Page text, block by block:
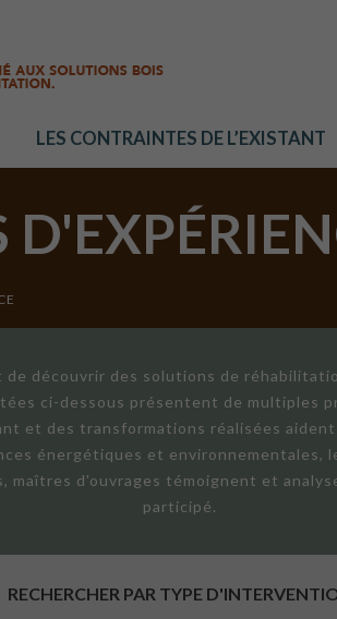
LES CONTRAINTES DE L’EXISTANT
découvrir des solutions de
ci-dessous présentent de multiples
et des transformations réalisées
énergétiques et environnementales,
maîtres d'ouvrages témoignent et
participé.
RECHERCHER PAR TYPE